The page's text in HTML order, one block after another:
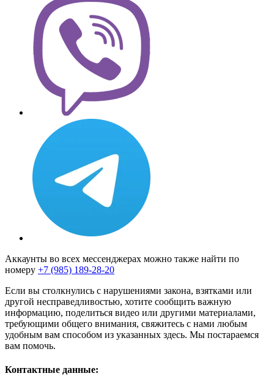
Аккаунты во всех мессенджерах можно также найти по
номеру +7 (985) 189-28-20
Если вы столкнулись с нарушениями закона, взятками или
другой несправедливостью, хотите сообщить важную
информацию, поделиться видео или другими материалами,
требующими общего внимания, свяжитесь с нами любым
удобным вам способом из указанных здесь. Мы постараемся
вам помочь.
Контактные данные: